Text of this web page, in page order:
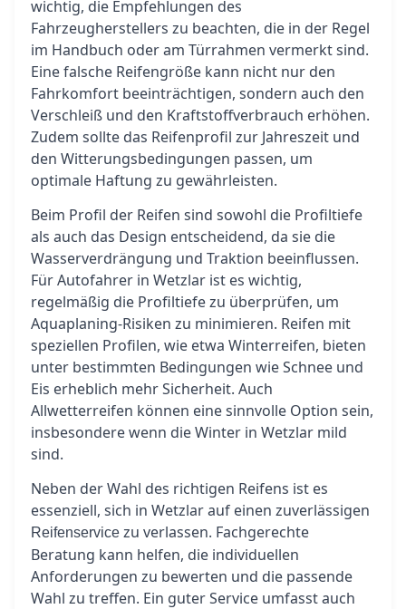
wichtig, die Empfehlungen des
Fahrzeugherstellers zu beachten, die in der Regel
im Handbuch oder am Türrahmen vermerkt sind.
Eine falsche Reifengröße kann nicht nur den
Fahrkomfort beeinträchtigen, sondern auch den
Verschleiß und den Kraftstoffverbrauch erhöhen.
Zudem sollte das Reifenprofil zur Jahreszeit und
den Witterungsbedingungen passen, um
optimale Haftung zu gewährleisten.
Beim Profil der Reifen sind sowohl die Profiltiefe
als auch das Design entscheidend, da sie die
Wasserverdrängung und Traktion beeinflussen.
Für Autofahrer in Wetzlar ist es wichtig,
regelmäßig die Profiltiefe zu überprüfen, um
Aquaplaning-Risiken zu minimieren. Reifen mit
speziellen Profilen, wie etwa Winterreifen, bieten
unter bestimmten Bedingungen wie Schnee und
Eis erheblich mehr Sicherheit. Auch
Allwetterreifen können eine sinnvolle Option sein,
insbesondere wenn die Winter in Wetzlar mild
sind.
Neben der Wahl des richtigen Reifens ist es
essenziell, sich in Wetzlar auf einen zuverlässigen
Reifenservice zu verlassen. Fachgerechte
Beratung kann helfen, die individuellen
Anforderungen zu bewerten und die passende
Wahl zu treffen. Ein guter Service umfasst auch